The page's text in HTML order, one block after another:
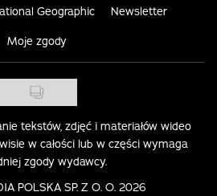
Geographic Newsletter
Moje zgody
tekstów, zdjęć i materiałów wideo
w całości lub w części wymaga
zgody wydawcy.
POLSKA SP. Z O. O. 2026